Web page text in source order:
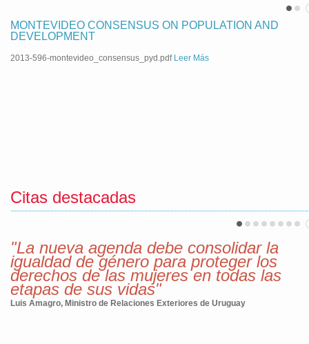
MONTEVIDEO CONSENSUS ON POPULATION AND
DEVELOPMENT
2013-596-montevideo_consensus_pyd.pdf Leer Más
Citas destacadas
"La nueva agenda debe consolidar la
igualdad de género para proteger los
derechos de las mujeres en todas las
etapas de sus vidas"
Luis Amagro, Ministro de Relaciones Exteriores de Uruguay